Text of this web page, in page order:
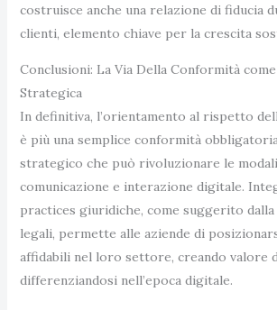
costruisce anche una relazione di fiducia
clienti, elemento chiave per la crescita
Conclusioni: La Via Della Conformità
Strategica
In definitiva, l’orientamento al rispetto
è più una semplice conformità
strategico che può rivoluzionare le
comunicazione e interazione digitale.
practices giuridiche, come suggerito
legali, permette alle aziende di
affidabili nel loro settore, creando valore
differenziandosi nell’epoca digitale.